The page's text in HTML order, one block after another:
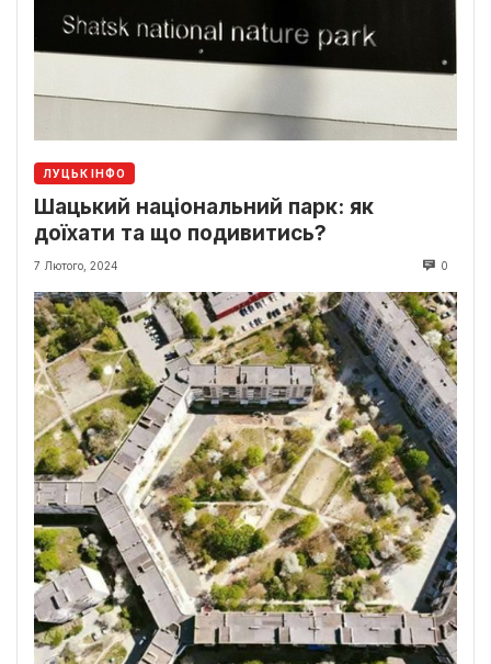
ЛУЦЬК ІНФО
Шацький національний парк: як
доїхати та що подивитись?
7 Лютого, 2024 0